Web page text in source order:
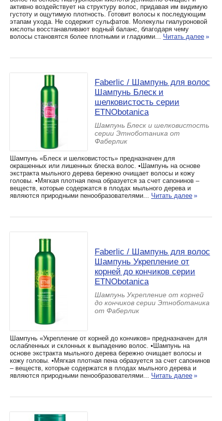
активно воздействует на структуру волос, придавая им видимую
густоту и ощутимую плотность. Готовит волосы к последующим
этапам ухода. Не содержит сульфатов. Молекулы гиалуроновой
кислоты восстанавливают водный баланс, благодаря чему
волосы становятся более плотными и гладкими... Читать далее »
Faberlic / Шампунь для волос
Шампунь Блеск и
шелковистость серии
ETNObotanica
Шампунь Блеск и шелковистость
серии Этноботаника от
Фаберлик
Шампунь «Блеск и шелковистость» предназначен для
окрашенных или лишенных блеска волос. •Шампунь на основе
экстракта мыльного дерева бережно очищает волосы и кожу
головы. •Мягкая плотная пена образуется за счет сапонинов –
веществ, которые содержатся в плодах мыльного дерева и
являются природными пенообразователями... Читать далее »
Faberlic / Шампунь для волос
Шампунь Укрепление от
корней до кончиков серии
ETNObotanica
Шампунь Укрепление от корней
до кончиков серии Этноботаника
от Фаберлик
Шампунь «Укрепление от корней до кончиков» предназначен для
ослабленных и склонных к выпадению волос. •Шампунь на
основе экстракта мыльного дерева бережно очищает волосы и
кожу головы. •Мягкая плотная пена образуется за счет сапонинов
– веществ, которые содержатся в плодах мыльного дерева и
являются природными пенообразователями... Читать далее »